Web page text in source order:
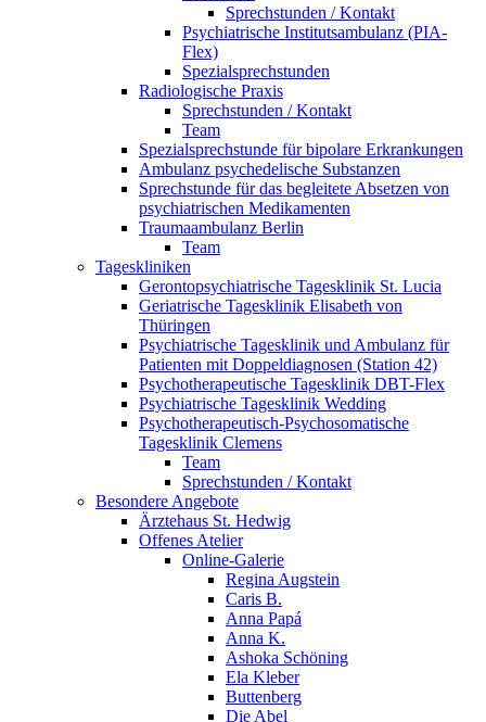
Sprechstunden / Kontakt
Psychiatrische Institutsambulanz (PIA-
Flex)
Spezialsprechstunden
Radiologische Praxis
Sprechstunden / Kontakt
Team
Spezialsprechstunde für bipolare Erkrankungen
Ambulanz psychedelische Substanzen
Sprechstunde für das begleitete Absetzen von
psychiatrischen Medikamenten
Traumaambulanz Berlin
Team
Tageskliniken
Gerontopsychiatrische Tagesklinik St. Lucia
Geriatrische Tagesklinik Elisabeth von
Thüringen
Psychiatrische Tagesklinik und Ambulanz für
Patienten mit Doppeldiagnosen (Station 42)
Psychotherapeutische Tagesklinik DBT-Flex
Psychiatrische Tagesklinik Wedding
Psychotherapeutisch-Psychosomatische
Tagesklinik Clemens
Team
Sprechstunden / Kontakt
Besondere Angebote
Ärztehaus St. Hedwig
Offenes Atelier
Online-Galerie
Regina Augstein
Caris B.
Anna Papá
Anna K.
Ashoka Schöning
Ela Kleber
Buttenberg
Die Abel